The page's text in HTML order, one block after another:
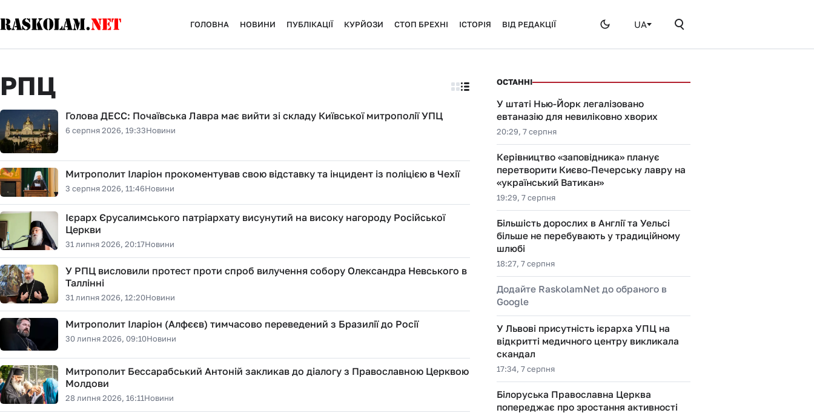
ГОЛОВНА НОВИНИ ПУБЛІКАЦІЇ КУРЙОЗИ СТОП БРЕХНІ ІСТОРІЯ ВІД РЕДАКЦІЇ UA
РПЦ
Голова ДЕСС: Почаївська Лавра має вийти зі складу Київської митрополії УПЦ
6 серпня 2026, 19:33Новини
Митрополит Іларіон прокоментував свою відставку та інцидент із поліцією в Чехії
3 серпня 2026, 11:46Новини
Ієрарх Єрусалимського патріархату висунутий на високу нагороду Російської
Церкви
31 липня 2026, 20:17Новини
У РПЦ висловили протест проти спроб вилучення собору Олександра Невського в
Таллінні
31 липня 2026, 12:20Новини
Митрополит Іларіон (Алфєєв) тимчасово переведений з Бразилії до Росії
30 липня 2026, 09:10Новини
Митрополит Бессарабський Антоній закликав до діалогу з Православною Церквою
Молдови
28 липня 2026, 16:11Новини
ОСТАННІ
У штаті Нью-Йорк легалізовано
евтаназію для невиліковно хворих
20:29, 7 серпня
Керівництво «заповідника» планує
перетворити Києво-Печерську лавру на
«український Ватикан»
19:29, 7 серпня
Більшість дорослих в Англії та Уельсі
більше не перебувають у традиційному
шлюбі
18:27, 7 серпня
Додайте RaskolamNet до обраного в
Google
У Львові присутність ієрарха УПЦ на
відкритті медичного центру викликала
скандал
17:34, 7 серпня
Білоруська Православна Церква
попереджає про зростання активності